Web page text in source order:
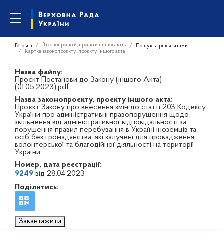
Головна Законопроєкти, проєкти інших актів
Пошук за реквізитами
Картка законопроєкту, проєкту іншого акта
Назва файлу:
Проєкт Постанови до Закону (іншого Акта)
(01.05.2023).pdf
Назва законопроєкту, проєкту іншого акта:
Проєкт Закону про внесення змін до статті 203 Кодексу
України про адміністративні правопорушення щодо
звільнення від адміністративної відповідальності за
порушення правил перебування в Україні іноземців та
осіб без громадянства, які залучені для провадження
волонтерської та благодійної діяльності на території
України
Номер, дата реєстрації:
9249 від 28.04.2023
Поділитись:
Завантажити